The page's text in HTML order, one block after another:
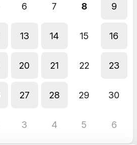
6 7 8 9
13 14 15 16
20 21 22 23
27 28 29 30
3 4 5 6